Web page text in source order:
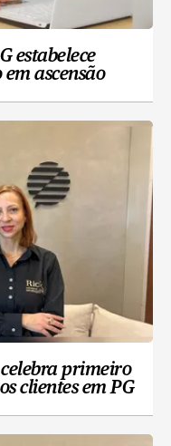
estabelece
ascensão
primeiro
clientes em PG